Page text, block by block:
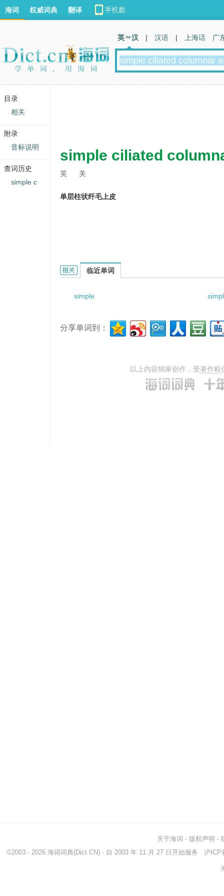
simple ciliated
英 美
单层柱状纤毛上皮
simple ciliated columnar epithelium的相关资料：
临近单词
simple
分享单词到：
以上内容独家创作，受著作权
海词 权威词典 翻译
英 汉 | 汉语 | 上海话 广
关于海词 - 版权声明 -
©2003 - 2026 海词词典(Dict.CN) - 自 2003 年 11 月 27 日开始服务 沪ICP
目录
相关
附录
音标说明
查词历史
simple c